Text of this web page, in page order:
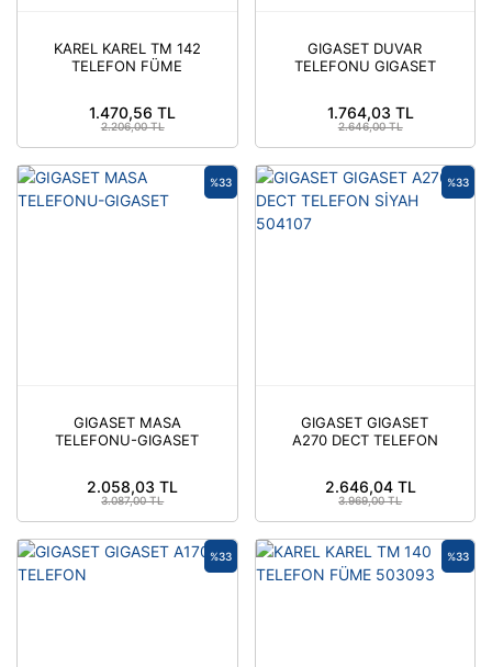
KAREL KAREL TM 142
TELEFON FÜME
1.470,56 TL
2.206,00 TL
GIGASET DUVAR
TELEFONU GIGASET
1.764,03 TL
2.646,00 TL
GIGASET MASA
TELEFONU-GIGASET
%33
2.058,03 TL
3.087,00 TL
GIGASET GIGASET
A270 DECT TELEFON
%33
2.646,04 TL
3.969,00 TL
%33 %33